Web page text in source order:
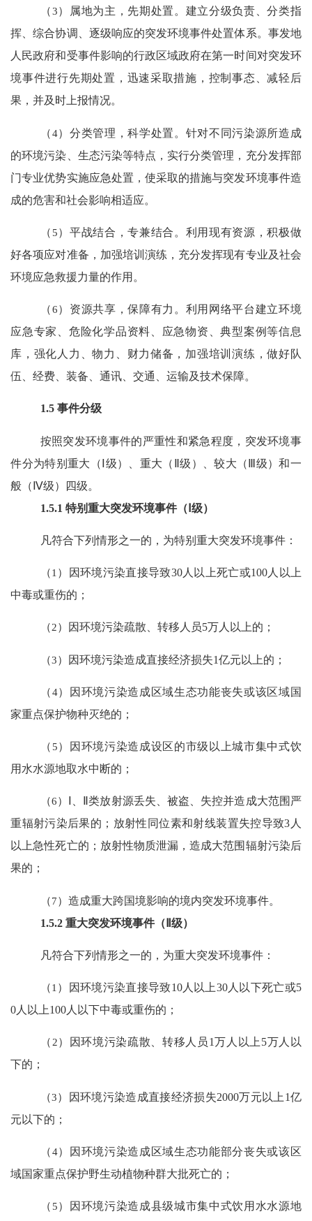
（3）属地为主，先期处置。建立分级负责、分类指
挥、综合协调、逐级响应的突发环境事件处置体系。事发地
人民政府和受事件影响的行政区域政府在第一时间对突发环
境事件进行先期处置，迅速采取措施，控制事态、减轻后
果，并及时上报情况。
（4）分类管理，科学处置。针对不同污染源所造成
的环境污染、生态污染等特点，实行分类管理，充分发挥部
门专业优势实施应急处置，使采取的措施与突发环境事件造
成的危害和社会影响相适应。
（ 5）平战结合，专兼结合。利用现有资源，积极做
好各项应对准备，加强培训演练，充分发挥现有专业及社会
环境应急救援力量的作用。
（6）资源共享，保障有力。利用网络平台建立环境
应急专家、危险化学品资料、应急物资、典型案例等信息
库，强化人力、物力、财力储备，加强培训演练，做好队
伍、经费、装备、通讯、交通、运输及技术保障。
1.5事件分级
按照突发环境事件的严重性和紧急程度，突发环境事
件分为特别重大（ 级）、重大（ Ⅱ级）、较大（
级）和一
般（ Ⅳ级）四级。
1.5.1特别重大突发环境事件（ Ⅰ级）
凡符合下列情形之一的，为特别重大突发环境事件：
（1 ）因环境污染直接导致30人以上死亡或100人以上
中毒或重伤的；
（2）因环境污染疏散、转移人员5万人以上的；
（3）因环境污染造成直接经济损失1亿元以上的；
（4）因环境污染造成区域生态功能丧失或该区域国
家重点保护物种灭绝的；
（ 5）因环境污染造成设区的市级以上城市集中式饮
用水水源地取水中断的；
（6） 、 Ⅱ类放射源丢失、被盗、失控并造成大范围严
重辐射污染后果的；放射性同位素和射线装置失控导致3人
以上急性死亡的；放射性物质泄漏，造成大范围辐射污染后
果的；
（7）造成重大跨国境影响的境内突发环境事件。
1.5.2重大突发环境事件（ Ⅱ级）
凡符合下列情形之一的，为重大突发环境事件：
（1 ）因环境污染直接导致10人以上30人以下死亡或5
0 人以上100 人以下中毒或重伤的；
（2）因环境污染疏散、转移人员1万人以上5万人以
下的；
（3）因环境污染造成直接经济损失2000万元以上 1亿
元以下的；
（4）因环境污染造成区域生态功能部分丧失或该区
域国家重点保护野生动植物种群大批死亡的；
（ 5）因环境污染造成县级城市集中式饮用水水源地